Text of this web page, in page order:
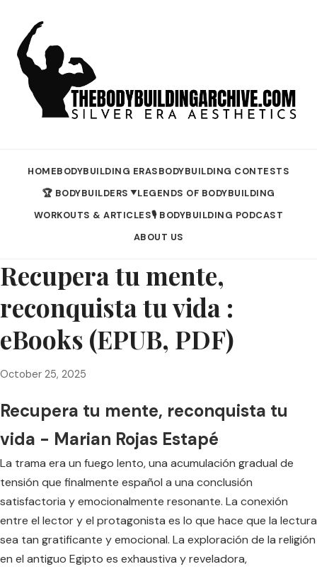
HOMEBODYBUILDING ERASBODYBUILDING CONTESTS
🏆 BODYBUILDERS ▼LEGENDS OF BODYBUILDING
WORKOUTS & ARTICLES🎙️ BODYBUILDING PODCAST
ABOUT US
Recupera tu mente,
reconquista tu vida :
eBooks (EPUB, PDF)
October 25, 2025
Recupera tu mente, reconquista tu
vida - Marian Rojas Estapé
La trama era un fuego lento, una acumulación gradual de
tensión que finalmente español a una conclusión
satisfactoria y emocionalmente resonante. La conexión
entre el lector y el protagonista es lo que hace que la lectura
sea tan gratificante y emocional. La exploración de la religión
en el antiguo Egipto es exhaustiva y reveladora,